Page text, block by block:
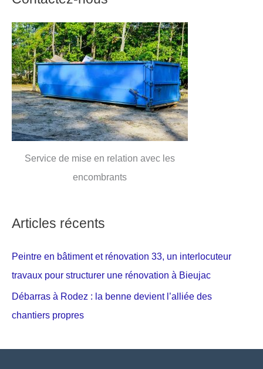
Service de mise en relation avec les
encombrants
Articles récents
Peintre en bâtiment et rénovation 33, un interlocuteur
travaux pour structurer une rénovation à Bieujac
Débarras à Rodez : la benne devient l’alliée des
chantiers propres